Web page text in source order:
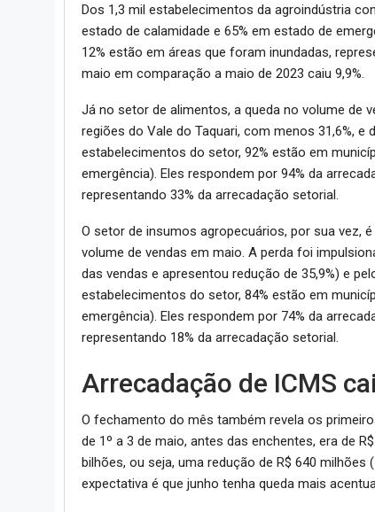
Dos 1,3 mil estabelecimentos da agroindústria
estado de calamidade e 65% em estado de
12% estão em áreas que foram inundadas,
maio em comparação a maio de 2023 caiu 9,9%.
Já no setor de alimentos, a queda no volume de
regiões do Vale do Taquari, com menos 31,6%, e
estabelecimentos do setor, 92% estão em
emergência). Eles respondem por 94% da
representando 33% da arrecadação setorial.
O setor de insumos agropecuários, por sua vez,
volume de vendas em maio. A perda foi
das vendas e apresentou redução de 35,9%) e
estabelecimentos do setor, 84% estão em
emergência). Eles respondem por 74% da
representando 18% da arrecadação setorial.
Arrecadação de ICMS
O fechamento do mês também revela os
de 1º a 3 de maio, antes das enchentes, era de
bilhões, ou seja, uma redução de R$ 640
expectativa é que junho tenha queda mais